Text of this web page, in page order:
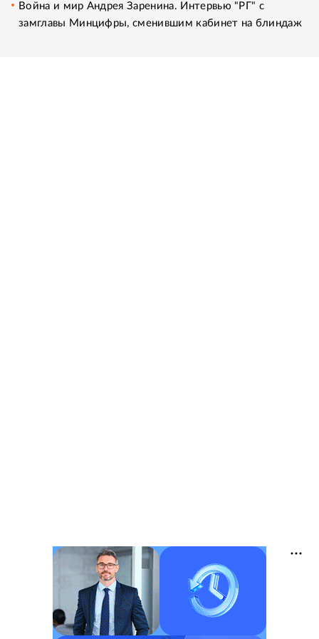
Война и мир Андрея Заренина. Интервью "РГ" с
замглавы Минцифры, сменившим кабинет на блиндаж